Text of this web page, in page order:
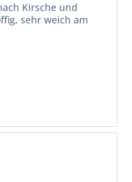
Kirsche und
sehr weich am